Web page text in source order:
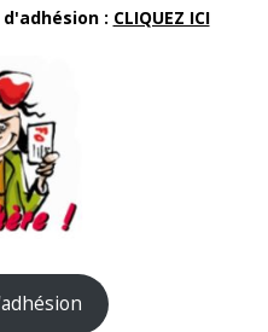
: CLIQUEZ ICI